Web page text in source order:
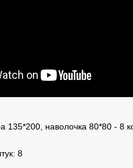
135*200, наволочка 80*80 - 8
8